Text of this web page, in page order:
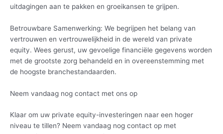
uitdagingen aan te pakken en groeikansen te grijpen.
Betrouwbare Samenwerking: We begrijpen het belang van
vertrouwen en vertrouwelijkheid in de wereld van private
equity. Wees gerust, uw gevoelige financiële gegevens worden
met de grootste zorg behandeld en in overeenstemming met
de hoogste branchestandaarden.
Neem vandaag nog contact met ons op
Klaar om uw private equity-investeringen naar een hoger
niveau te tillen? Neem vandaag nog contact op met